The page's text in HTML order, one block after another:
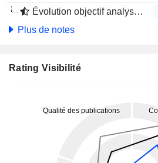
Évolution objectif analystes 4 mois
Plus de notes
Rating Visibilité